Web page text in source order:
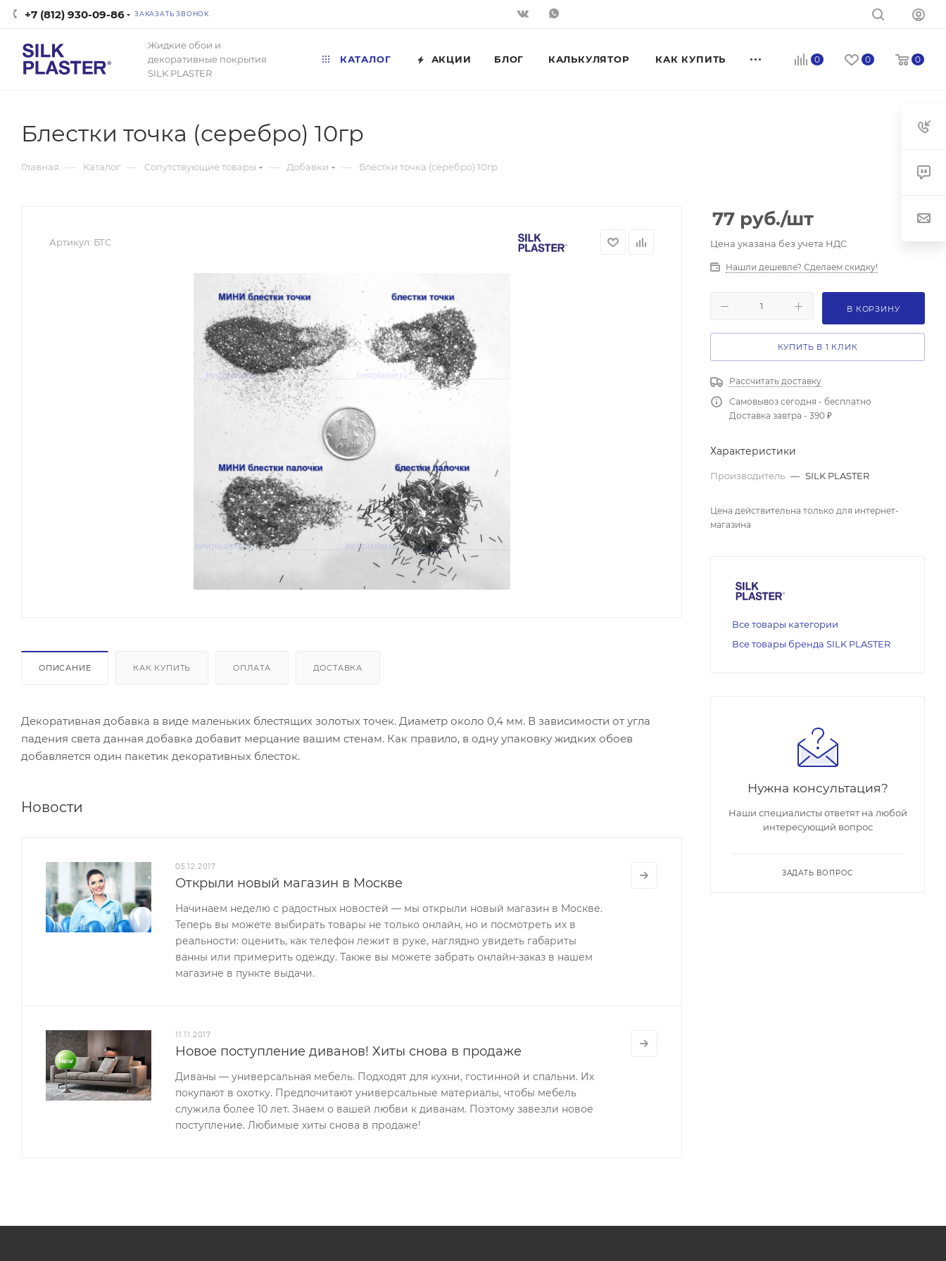
+7 (812) 930-09-86 ЗАКАЗАТЬ ЗВОНОК
0 0 0
Жидкие обои и
декоративные покрытия
SILK PLASTER
КАТАЛОГ АКЦИИ БЛОГ КАЛЬКУЛЯТОР КАК КУПИТЬ
Блестки точка (серебро) 10гр
Главная — Каталог — Сопутствующие товары — Добавки — Блестки точка (серебро) 10гр
Артикул: БТС
ОПИСАНИЕ КАК КУПИТЬ ОПЛАТА ДОСТАВКА
Декоративная добавка в виде маленьких блестящих золотых точек. Диаметр около 0,4 мм. В зависимости от угла
падения света данная добавка добавит мерцание вашим стенам. Как правило, в одну упаковку жидких обоев
добавляется один пакетик декоративных блесток.
Новости
05.12.2017
Открыли новый магазин в Москве
Начинаем неделю с радостных новостей — мы открыли новый магазин в Москве.
Теперь вы можете выбирать товары не только онлайн, но и посмотреть их в
реальности: оценить, как телефон лежит в руке, наглядно увидеть габариты
ванны или примерить одежду. Также вы можете забрать онлайн-заказ в нашем
магазине в пункте выдачи.
11.11.2017
Новое поступление диванов! Хиты снова в продаже
Диваны — универсальная мебель. Подходят для кухни, гостинной и спальни. Их
покупают в охотку. Предпочитают универсальные материалы, чтобы мебель
служила более 10 лет. Знаем о вашей любви к диванам. Поэтому завезли новое
поступление. Любимые хиты снова в продаже!
77 руб./шт
Цена указана без учета НДС
Нашли дешевле? Сделаем скидку!
В КОРЗИНУ
КУПИТЬ В 1 КЛИК
Рассчитать доставку
Самовывоз сегодня - бесплатно
Доставка завтра - 390 ₽
Характеристики
Производитель — SILK PLASTER
Цена действительна только для интернет-
магазина
Все товары категории
Все товары бренда SILK PLASTER
Нужна консультация?
Наши специалисты ответят на любой
интересующий вопрос
ЗАДАТЬ ВОПРОС